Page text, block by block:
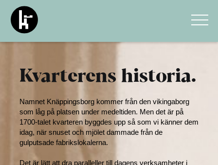
Kvarterens historia.
Namnet Knäppingsborg kommer från den vikingaborg
som låg på platsen under medeltiden. Men det är på
1700-talet kvarteren byggdes upp så som vi känner dem
idag, när snuset och mjölet dammade från de
gulputsade fabrikslokalerna.
Det är lätt att dra paralleller till dagens verksamheter i